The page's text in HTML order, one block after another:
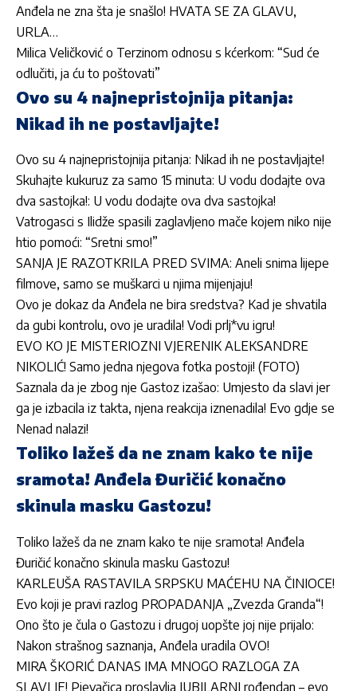
Anđela ne zna šta je snašlo! HVATA SE ZA GLAVU,
URLA…
Milica Veličković o Terzinom odnosu s kćerkom: “Sud će
odlučiti, ja ću to poštovati”
Ovo su 4 najnepristojnija pitanja:
Nikad ih ne postavljajte!
Ovo su 4 najnepristojnija pitanja: Nikad ih ne postavljajte!
Skuhajte kukuruz za samo 15 minuta: U vodu dodajte ova
dva sastojka!: U vodu dodajte ova dva sastojka!
Vatrogasci s Ilidže spasili zaglavljeno mače kojem niko nije
htio pomoći: “Sretni smo!”
SANJA JE RAZOTKRILA PRED SVIMA: Aneli snima lijepe
filmove, samo se muškarci u njima mijenjaju!
Ovo je dokaz da Anđela ne bira sredstva? Kad je shvatila
da gubi kontrolu, ovo je uradila! Vodi prlj*vu igru!
EVO KO JE MISTERIOZNI VJERENIK ALEKSANDRE
NIKOLIĆ! Samo jedna njegova fotka postoji! (FOTO)
Saznala da je zbog nje Gastoz izašao: Umjesto da slavi jer
ga je izbacila iz takta, njena reakcija iznenadila! Evo gdje se
Nenad nalazi!
Toliko lažeš da ne znam kako te nije
sramota! Anđela Đuričić konačno
skinula masku Gastozu!
Toliko lažeš da ne znam kako te nije sramota! Anđela
Đuričić konačno skinula masku Gastozu!
KARLEUŠA RASTAVILA SRPSKU MAĆEHU NA ČINIOCE!
Evo koji je pravi razlog PROPADANJA „Zvezda Granda“!
Ono što je čula o Gastozu i drugoj uopšte joj nije prijalo:
Nakon strašnog saznanja, Anđela uradila OVO!
MIRA ŠKORIĆ DANAS IMA MNOGO RAZLOGA ZA
SLAVLJE! Pjevačica proslavlja JUBILARNI rođendan – evo